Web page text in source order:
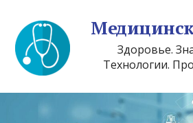
Здоровье.
Технологии.